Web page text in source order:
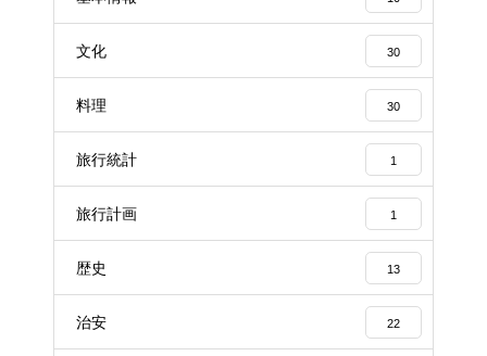
文化 30
料理 30
旅行統計 1
旅行計画 1
歴史 13
治安 22